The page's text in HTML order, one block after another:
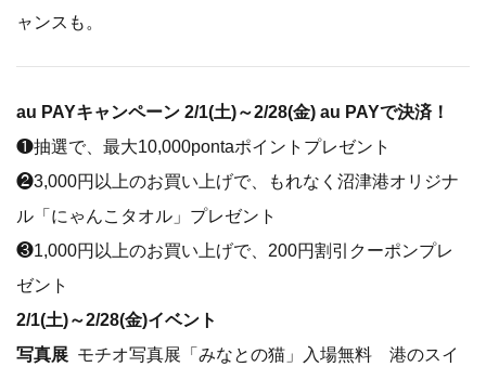
ャンスも。
au PAYキャンペーン 2/1(土)～2/28(金) au PAYで決済！
❶抽選で、最大10,000pontaポイントプレゼント
❷3,000円以上のお買い上げで、もれなく沼津港オリジナ
ル「にゃんこタオル」プレゼント
❸1,000円以上のお買い上げで、200円割引クーポンプレ
ゼント
2/1(土)～2/28(金)イベント
写真展 モチオ写真展「みなとの猫」入場無料 港のスイ